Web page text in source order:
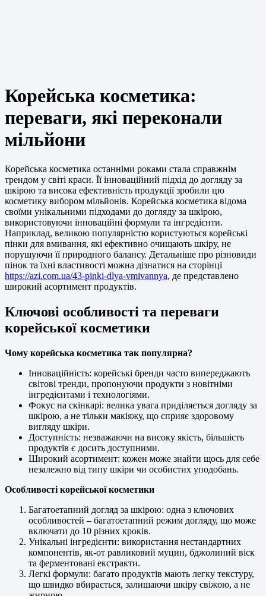
Корейська косметика:
переваги, які переконали
мільйони
Корейська косметика останніми роками стала справжнім
трендом у світі краси. Її інноваційний підхід до догляду за
шкірою та висока ефективність продукції зробили цю
косметику вибором мільйонів. Корейська косметика відома
своїми унікальними підходами до догляду за шкірою,
використовуючи інноваційні формули та інгредієнти.
Наприклад, великою популярністю користуються корейські
пінки для вмивання, які ефективно очищають шкіру, не
порушуючи її природного балансу. Детальніше про різновиди
пінок та їхні властивості можна дізнатися на сторінці
https://azi.com.ua/43-pinki-dlya-vmivannya, де представлено
широкий асортимент продуктів.
Ключові особливості та переваги
корейської косметики
Чому корейська косметика так популярна?
Інноваційність: корейські бренди часто випереджають
світові тренди, пропонуючи продукти з новітніми
інгредієнтами і технологіями.
Фокус на скінкарі: велика увага приділяється догляду за
шкірою, а не тільки макіяжу, що сприяє здоровому
вигляду шкіри.
Доступність: незважаючи на високу якість, більшість
продуктів є досить доступними.
Широкий асортимент: кожен може знайти щось для себе
незалежно від типу шкіри чи особистих уподобань.
Особливості корейської косметики
Багатоетапний догляд за шкірою: одна з ключових
особливостей – багатоетапний режим догляду, що може
включати до 10 різних кроків.
Унікальні інгредієнти: використання нестандартних
компонентів, як-от равликовий муцин, бджолиний віск
та ферментовані екстракти.
Легкі формули: багато продуктів мають легку текстуру,
що швидко вбирається, залишаючи шкіру свіжою, а не